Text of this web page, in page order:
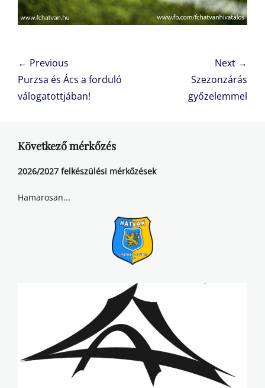
Bejegyzés
navigáció
← Previous
Previous
post:
Purzsa és Ács a forduló
válogatottjában!
Next →
Szezonzárás
győzelemmel
Következő mérkőzés
2026/2027 felkészülési mérkőzések
Hamarosan...